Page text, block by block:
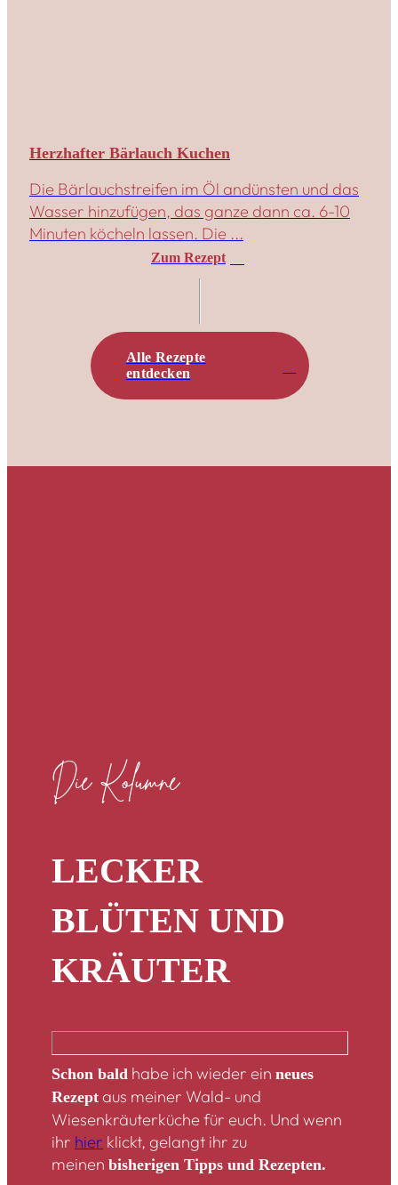
Herzhafter Bärlauch Kuchen
Die Bärlauchstreifen im Öl andünsten und das
Wasser hinzufügen, das ganze dann ca. 6-10
Minuten köcheln lassen. Die ...
Zum Rezept
Alle Rezepte
entdecken
Die Kolumne
LECKER
BLÜTEN UND
KRÄUTER
Schon bald habe ich wieder ein neues
Rezept aus meiner Wald- und
Wiesenkräuterküche für euch. Und wenn
ihr hier klickt, gelangt ihr zu
meinen bisherigen Tipps und Rezepten.